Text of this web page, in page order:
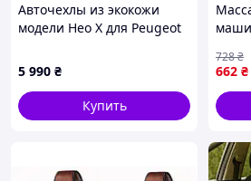
Авточехлы из экокожи
модели Нео Х для Peugeot
5 990 ₴
Купить
662 ₴
728₴